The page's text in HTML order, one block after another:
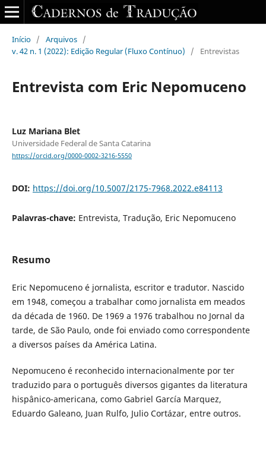
Início / Arquivos /
v. 42 n. 1 (2022): Edição Regular (Fluxo Contínuo)
/ Entrevistas
Entrevista com Eric Nepomuceno
Luz Mariana Blet
Universidade Federal de Santa Catarina
https://orcid.org/0000-0002-3216-5550
DOI: https://doi.org/10.5007/2175-7968.2022.e84113
Palavras-chave: Entrevista, Tradução, Eric Nepomuceno
Resumo
Eric Nepomuceno é jornalista, escritor e tradutor. Nascido
em 1948, começou a trabalhar como jornalista em meados
da década de 1960. De 1969 a 1976 trabalhou no Jornal da
tarde, de São Paulo, onde foi enviado como correspondente
a diversos países da América Latina.
Nepomuceno é reconhecido internacionalmente por ter
traduzido para o português diversos gigantes da literatura
hispânico-americana, como Gabriel García Marquez,
Eduardo Galeano, Juan Rulfo, Julio Cortázar, entre outros.